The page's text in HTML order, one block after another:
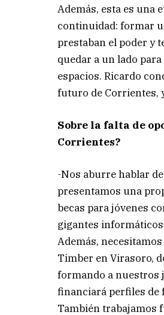
Además, esta es una
continuidad: formar
prestaban el poder y
quedar a un lado
espacios. Ricardo
futuro de Corrientes,
Sobre la falta de
Corrientes?
-Nos aburre hablar
presentamos una
becas para jóvenes
gigantes
Además,
Timber en Virasoro,
formando a nuestros
financiará perfiles de
También trabajamos